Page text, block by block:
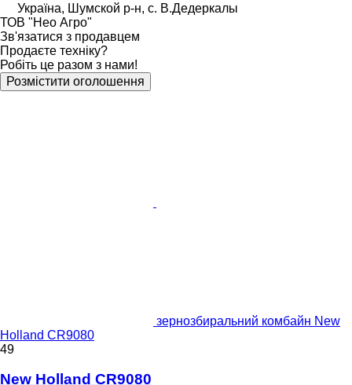
Україна, Шумской р-н, с. В.Дедеркалы
ТОВ "Нео Агро"
Зв'язатися з продавцем
Продаєте техніку?
Робіть це разом з нами!
Розмістити оголошення
зернозбиральний комбайн New
Holland CR9080
49
New Holland CR9080